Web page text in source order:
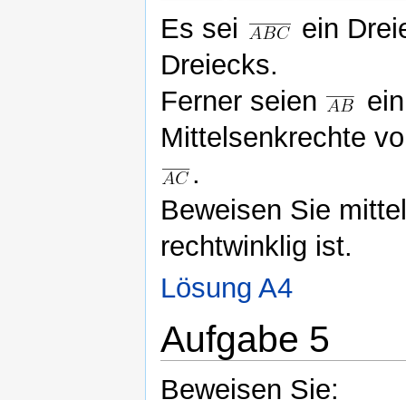
Es sei
ein
Dreiecks.
Ferner seien
Mittelsenkrechte
.
Beweisen Sie
rechtwinklig ist.
Lösung A4
Aufgabe 5
Beweisen Sie: